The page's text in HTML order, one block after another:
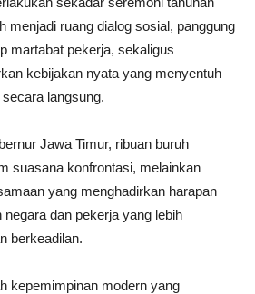
menjadi ruang dialog sosial, panggung
martabat pekerja, sekaligus
kebijakan nyata yang menyentuh
langsung.
Jawa Timur, ribuan buruh
suasana konfrontasi, melainkan
yang menghadirkan harapan
negara dan pekerja yang lebih
berkeadilan.
kepemimpinan modern yang